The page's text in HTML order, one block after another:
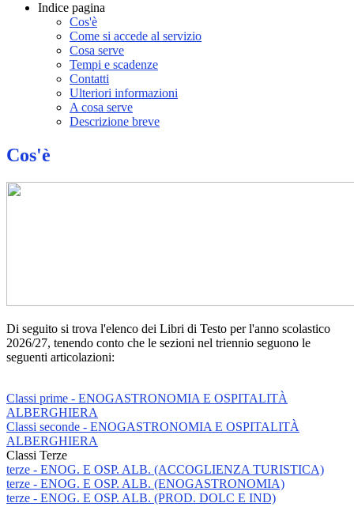
Indice pagina
Cos'è
Come si accede al servizio
Cosa serve
Tempi e scadenze
Contatti
Ulteriori informazioni
A cosa serve
Descrizione breve
Cos'è
Di seguito si trova l'elenco dei Libri di Testo per l'anno scolastico
2026/27, tenendo conto che le sezioni nel triennio seguono le
seguenti articolazioni:
Classi prime - ENOGASTRONOMIA E OSPITALITÀ
ALBERGHIERA
Classi seconde - ENOGASTRONOMIA E OSPITALITÀ
ALBERGHIERA
Classi Terze
terze - ENOG. E OSP. ALB. (ACCOGLIENZA TURISTICA)
terze - ENOG. E OSP. ALB. (ENOGASTRONOMIA)
terze - ENOG. E OSP. ALB. (PROD. DOLC E IND)